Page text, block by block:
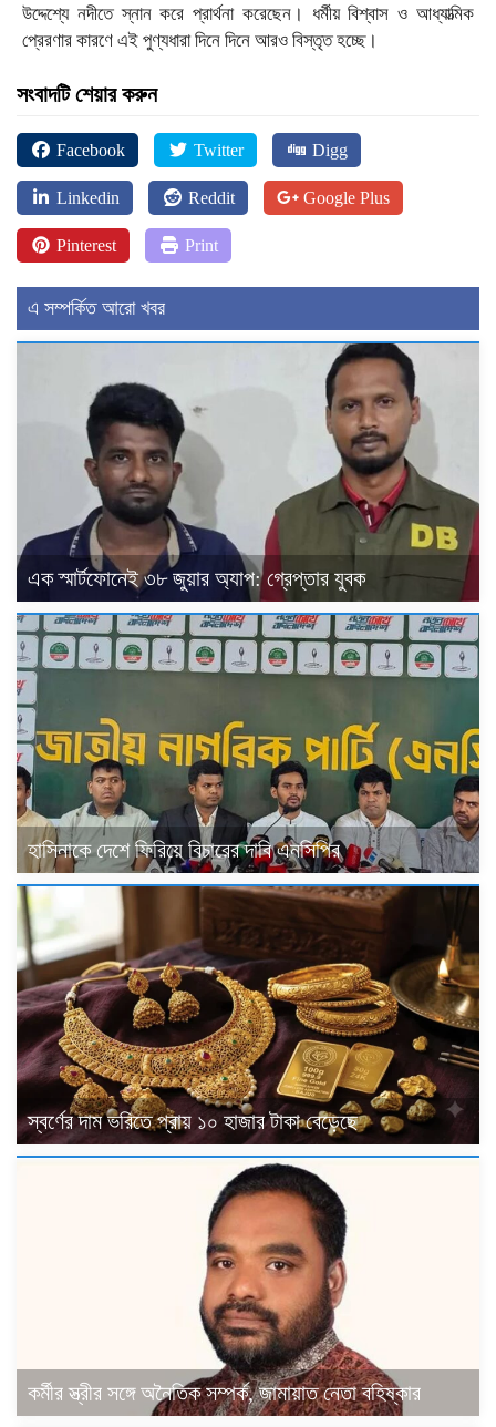
উদ্দেশ্যে নদীতে স্নান করে প্রার্থনা করেছেন। ধর্মীয় বিশ্বাস ও আধ্যাত্মিক
প্রেরণার কারণে এই পুণ্যধারা দিনে দিনে আরও বিস্তৃত হচ্ছে।
সংবাদটি শেয়ার করুন
Facebook Twitter Digg
Linkedin Reddit Google Plus
Pinterest Print
এ সম্পর্কিত আরো খবর
এক স্মার্টফোনেই ৩৮ জুয়ার অ্যাপ: গ্রেপ্তার যুবক
হাসিনাকে দেশে ফিরিয়ে বিচারের দাবি এনসিপির
স্বর্ণের দাম ভরিতে প্রায় ১০ হাজার টাকা বেড়েছে
কর্মীর স্ত্রীর সঙ্গে অনৈতিক সম্পর্ক, জামায়াত নেতা বহিষ্কার